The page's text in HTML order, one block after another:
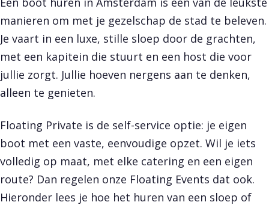
manieren om met je gezelschap de stad te beleven.
Je vaart in een luxe, stille sloep door de grachten,
met een kapitein die stuurt en een host die voor
jullie zorgt. Jullie hoeven nergens aan te denken,
alleen te genieten.
Floating Private is de self-service optie: je eigen
boot met een vaste, eenvoudige opzet. Wil je iets
volledig op maat, met elke catering en een eigen
route? Dan regelen onze Floating Events dat ook.
Hieronder lees je hoe het huren van een sloep of